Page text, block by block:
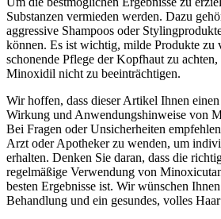
Substanzen vermieden werden. Dazu
aggressive Shampoos oder
können. Es ist wichtig, milde Produkte zu
schonende Pflege der Kopfhaut zu
Minoxidil nicht zu beeinträchtigen.
Wir hoffen, dass dieser Artikel Ihnen
Wirkung und Anwendungshinweise von
Bei Fragen oder Unsicherheiten
Arzt oder Apotheker zu wenden, um
erhalten. Denken Sie daran, dass die
regelmäßige Verwendung von
besten Ergebnisse ist. Wir wünschen
Behandlung und ein gesundes, volles